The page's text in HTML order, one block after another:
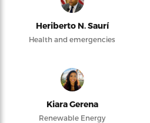
Heriberto N. Saurí
Health and emergencies
Kiara Gerena
Renewable Energy